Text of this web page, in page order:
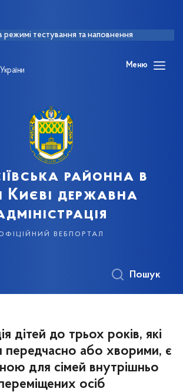
режимі тестування та наповнення
Меню
районна в
Києві державна
вебпортал
Пошук
дітей до трьох років, які
передчасно або хворими, є
для сімей внутрішньо
осіб